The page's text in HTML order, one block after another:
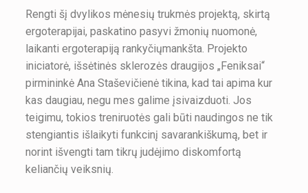
Rengti šį dvylikos mėnesių trukmės projektą, skirtą
ergoterapijai, paskatino pasyvi žmonių nuomonė,
laikanti ergoterapiją rankyčiųmankšta. Projekto
iniciatorė, išsėtinės sklerozės draugijos „Feniksai“
pirmininkė Ana Staševičienė tikina, kad tai apima kur
kas daugiau, negu mes galime įsivaizduoti. Jos
teigimu, tokios treniruotės gali būti naudingos ne tik
stengiantis išlaikyti funkcinį savarankiškumą, bet ir
norint išvengti tam tikrų judėjimo diskomfortą
keliančių veiksnių.